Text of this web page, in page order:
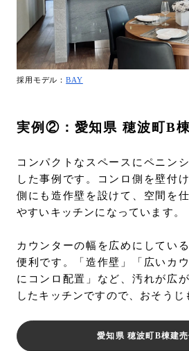
採用モデル：BAY
実例②：愛知県 穂波町B
コンパクトなスペースにペニン
した事例です。コンロ側を壁付
側にも造作壁を設けて、空間を
やすいキッチンになっています。
カウンターの幅を広めにしてい
便利です。「造作壁」「広いカ
にコンロ配置」など、汚れが広
したキッチンですので、おそうじ
愛知県 穂波町B棟建